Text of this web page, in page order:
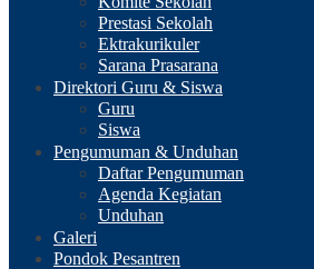
Prestasi Sekolah
Ektrakurikuler
Sarana Prasarana
Direktori Guru & Siswa
Guru
Siswa
Pengumuman & Unduhan
Daftar Pengumuman
Agenda Kegiatan
Unduhan
Galeri
Pondok Pesantren